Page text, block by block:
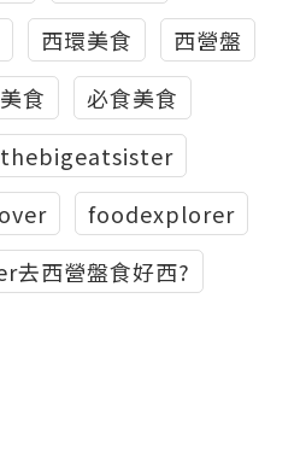
西環美食
西營盤
食
必食美食
thebigeatsister
foodexplorer
西營盤食好西?